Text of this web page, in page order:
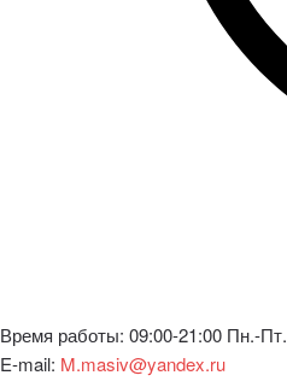
Время работы: 09:00-21:00 Пн.-Пт.
E-mail: M.masiv@yandex.ru